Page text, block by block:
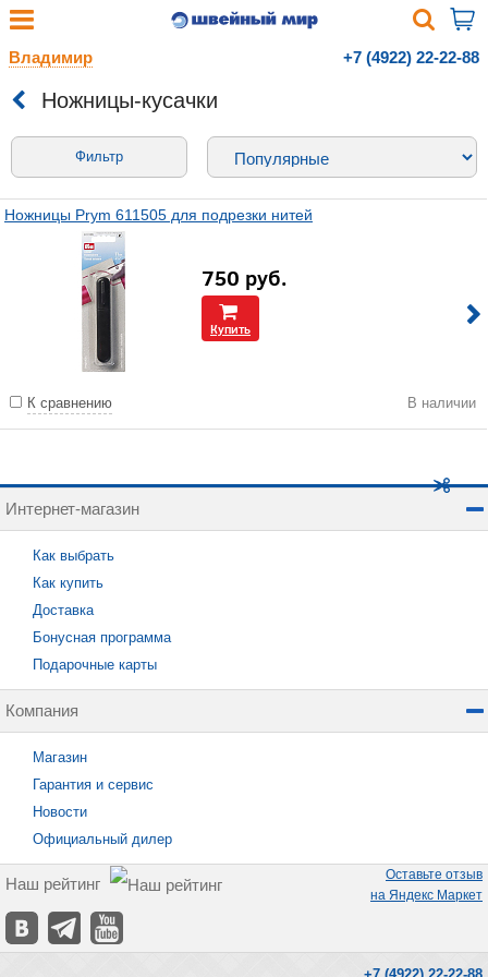
Владимир +7 (4922) 22-22-88
Ножницы-кусачки
Фильтр
Ножницы Prym 611505 для подрезки нитей
750 руб.
Купить
К сравнению В наличии
Интернет-магазин
Как выбрать
Как купить
Доставка
Бонусная программа
Подарочные карты
Компания
Магазин
Гарантия и сервис
Новости
Официальный дилер
Наш рейтинг
Оставьте отзыв
на Яндекс Маркет